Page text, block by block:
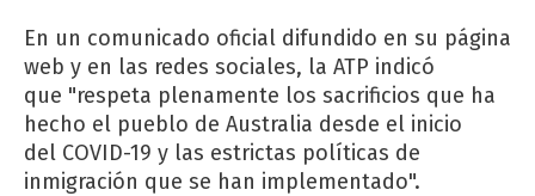
En un comunicado oficial difundido en su página
web y en las redes sociales, la ATP indicó
que "respeta plenamente los sacrificios que ha
hecho el pueblo de Australia desde el inicio
del COVID-19 y las estrictas políticas de
inmigración que se han implementado".